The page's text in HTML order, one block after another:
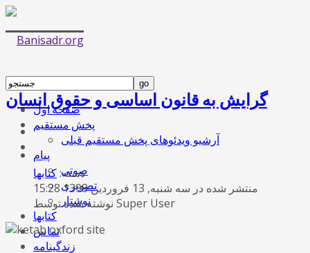
صفحه اول
پخش مستقیم
آرشیو ویدئوهای پخش مستقیم قبلی
پیام
صوتی
تصویری
نوشتار
کتابها
تماس
زندگینامه
گرایش به قانون اساسی و حقوق انسان
دسته:کتابها
منتشر شده در سه شنبه, 13 فروردين 1398 15:28
نوشته شده توسط Super User